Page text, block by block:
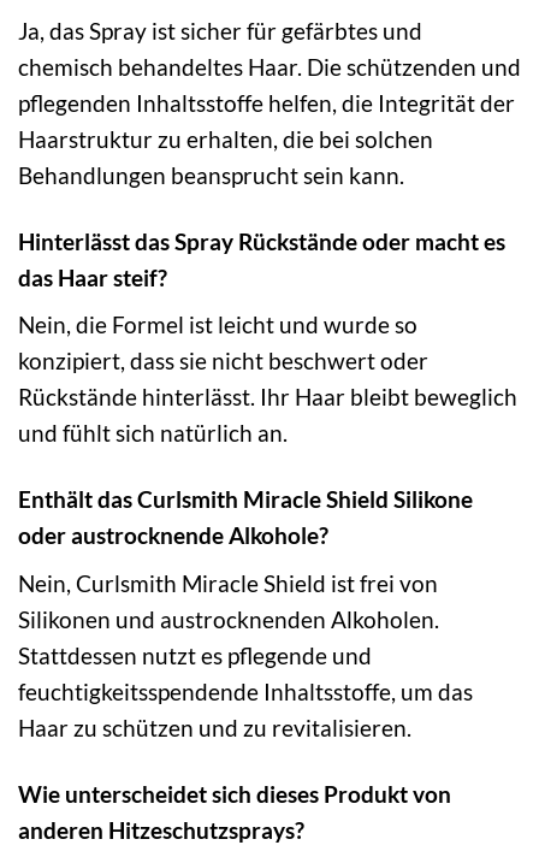
Ja, das Spray ist sicher für gefärbtes und
chemisch behandeltes Haar. Die schützenden und
pflegenden Inhaltsstoffe helfen, die Integrität der
Haarstruktur zu erhalten, die bei solchen
Behandlungen beansprucht sein kann.
Hinterlässt das Spray Rückstände oder macht es
das Haar steif?
Nein, die Formel ist leicht und wurde so
konzipiert, dass sie nicht beschwert oder
Rückstände hinterlässt. Ihr Haar bleibt beweglich
und fühlt sich natürlich an.
Enthält das Curlsmith Miracle Shield Silikone
oder austrocknende Alkohole?
Nein, Curlsmith Miracle Shield ist frei von
Silikonen und austrocknenden Alkoholen.
Stattdessen nutzt es pflegende und
feuchtigkeitsspendende Inhaltsstoffe, um das
Haar zu schützen und zu revitalisieren.
Wie unterscheidet sich dieses Produkt von
anderen Hitzeschutzsprays?